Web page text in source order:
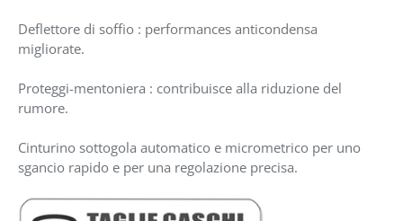
Deflettore di soffio : performances anticondensa
migliorate.
Proteggi-mentoniera : contribuisce alla riduzione del
rumore.
Cinturino sottogola automatico e micrometrico per uno
sgancio rapido e per una regolazione precisa.